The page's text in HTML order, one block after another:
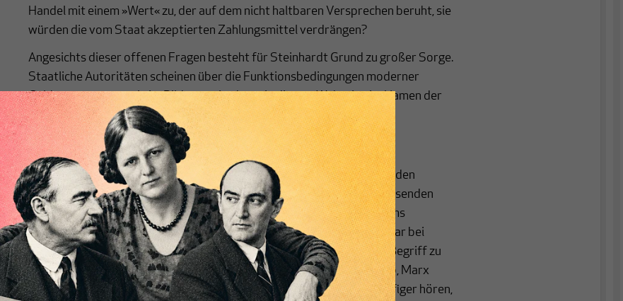
Handel mit einem »Wert« zu, der auf dem nicht haltbaren Versprechen beruht, sie
würden die vom Staat akzeptierten Zahlungsmittel verdrängen?
Angesichts dieser offenen Fragen besteht für Steinhardt Grund zu großer Sorge.
Staatliche Autoritäten scheinen über die Funktionsbedingungen moderner
Geldsysteme so wenig im Bilde zu sein, dass sie diesem Wahnsinn im Namen der
Währungshoheit kein Ende bereiten.
Gibt es doch einen Corona-Effekt?
Wenn Sie im Bitcoin-Hype vor allem eine fragwürdige Renditejagd auf den
Finanzmärkten erkennen, dann sind Sie möglicherweise Teil einer wachsenden
Mehrheit, die diese Praktiken als Ausdruck unseres Wirtschaftssystems
zunehmend kritisch sieht. Das glaubt zumindest Dirk Bezemer, der sogar bei
Ökonomen einen Corona-Effekt sieht ‒ einen Linksruck. So käme ein Begriff zu
neuen Ehren, der bereits bei klassischen Ökonomen wie Smith, Ricardo, Marx
Verwendung fand: »Renten«. Dieses Wort werde man bald wieder häufiger hören,